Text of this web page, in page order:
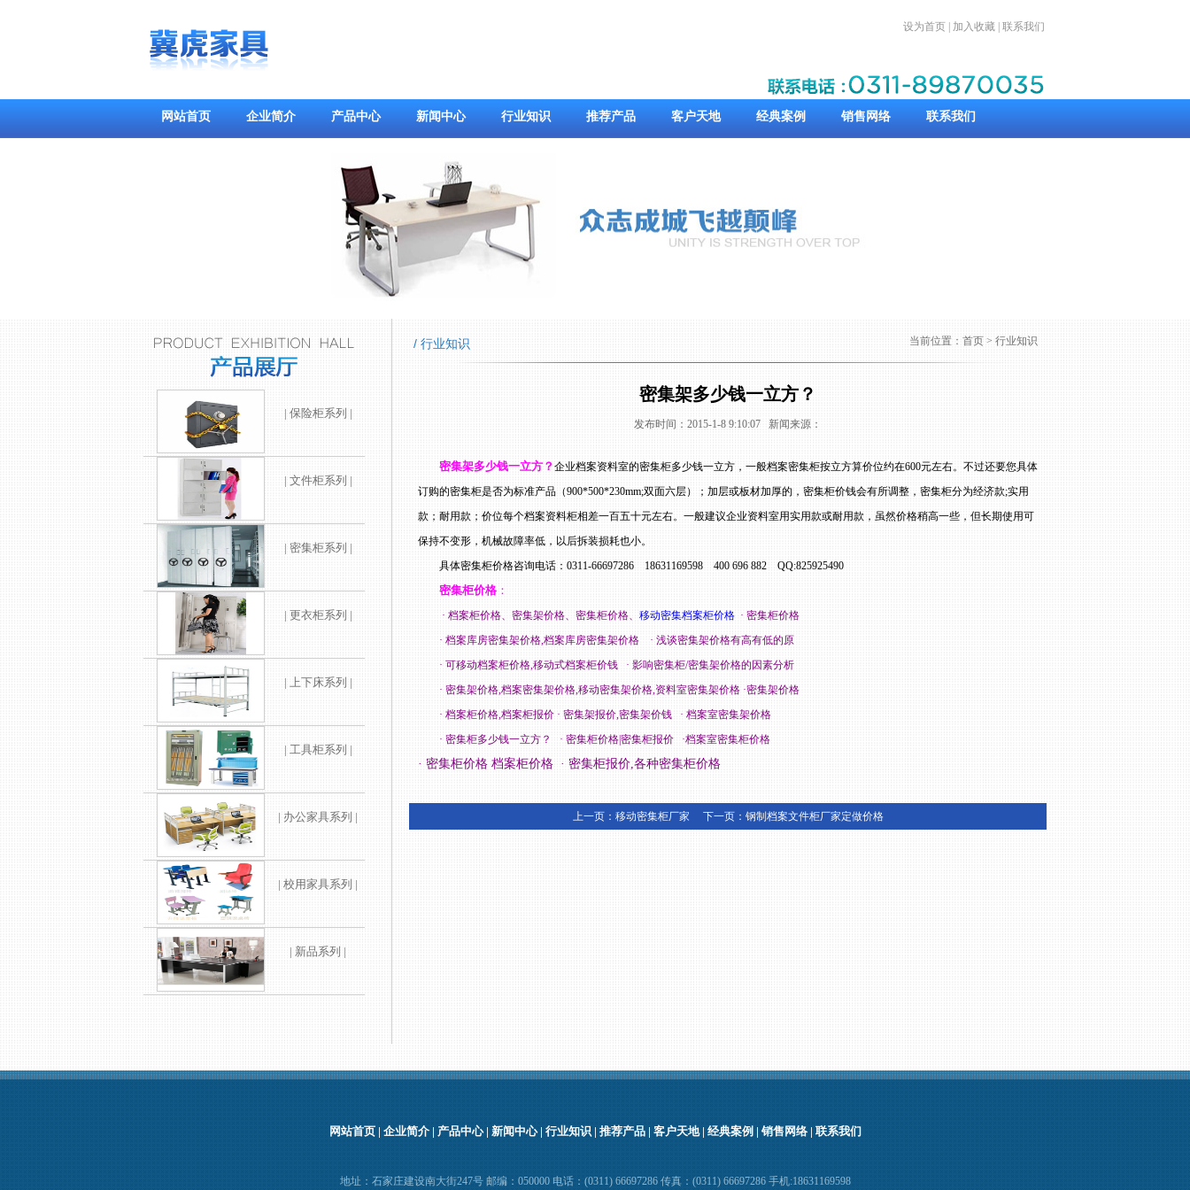
设为首页| 加入收藏| 联系我们
网站首页 企业简介 产品中心 新闻中心 行业知识 推荐产品 客户天地 经典案例 销售网络 联系我们
| 保险柜系列 |
| 文件柜系列 |
| 密集柜系列 |
| 更衣柜系列 |
| 上下床系列 |
| 工具柜系列 |
| 办公家具系列 |
| 校用家具系列 |
| 新品系列 |
/ 行业知识 当前位置： 首页 > 行业知识
密集架多少钱一立方？
发布时间：2015-1-8 9:10:07 新闻来源：
密集架多少钱一立方？ 企业档案资料室的密集柜多少钱一立方，一般档案密集柜按立方算价位约在600元左右。不过还要您具体
订购的密集柜是否为标准产品（900*500*230mm;双面六层）；加层或板材加厚的，密集柜价钱会有所调整，密集柜分为经济款;实用
款；耐用款；价位每个档案资料柜相差一百五十元左右。一般建议企业资料室用实用款或耐用款，虽然价格稍高一些，但长期使用可
保持不变形，机械故障率低，以后拆装损耗也小。
具体密集柜价格咨询电话： 0311-66697286 18631169598 400 696 882 QQ:825925490
密集柜价格 ：
· 档案柜价格、密集架价格、密集柜价格、 移动密集档案柜价格 · 密集柜价格
· 档案库房密集架价格,档案库房密集架价格 · 浅谈密集架价格有高有低的原
· 可移动档案柜价格,移动式档案柜价钱 · 影响密集柜/密集架价格的因素分析
· 密集架价格,档案密集架价格,移动密集架价格,资料室密集架价格 ·密集架价格
· 档案柜价格,档案柜报价 · 密集架报价,密集架价钱 · 档案室密集架价格
· 密集柜多少钱一立方？ · 密集柜价格|密集柜报价 ·档案室密集柜价格
· 密集柜价格 档案柜价格 · 密集柜报价,各种密集柜价格
上一页： 移动密集柜厂家 下一页： 钢制档案文件柜厂家定做价格
网站首页| 企业简介| 产品中心| 新闻中心| 行业知识| 推荐产品| 客户天地| 经典案例 | 销售网络| 联系我们
地址：石家庄建设南大街247号 邮编：050000 电话：(0311) 66697286 传真：(0311) 66697286 手机:18631169598